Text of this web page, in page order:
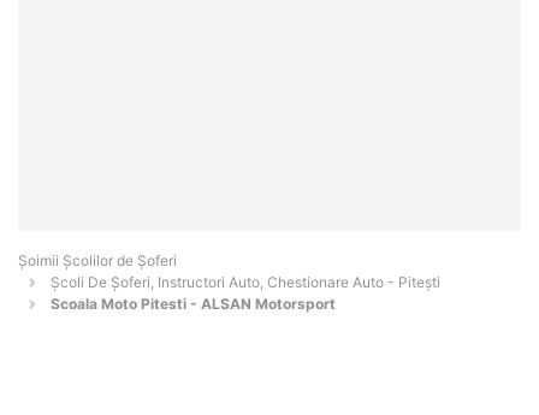
Şoimii Școlilor de Șoferi
Școli De Șoferi, Instructori Auto, Chestionare Auto - Piteşti
Scoala Moto Pitesti - ALSAN Motorsport